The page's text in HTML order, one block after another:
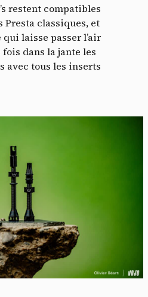
restent compatibles
Presta classiques, et
laisse passer l’air
dans la jante les
avec tous les inserts